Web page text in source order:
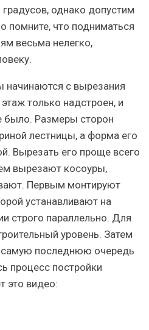
однако допустим
помните, что подниматься
весьма нелегко,
начинаются с вырезания
только надстроен, и
было. Размеры сторон
лестницы, а форма его
Вырезать его проще всего
вырезают косоуры,
Первым монтируют
устанавливают на
строго параллельно. Для
уровень. Затем
самую последнюю очередь
процесс постройки
это видео: